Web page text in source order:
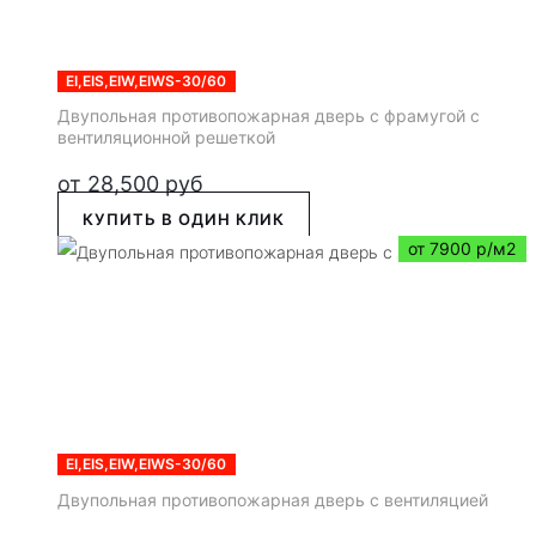
EI,EIS,EIW,EIWS-30/60
Двупольная противопожарная дверь с фрамугой с
вентиляционной решеткой
от 28,500 руб
КУПИТЬ В ОДИН КЛИК
от 7900 р/м2
EI,EIS,EIW,EIWS-30/60
Двупольная противопожарная дверь с вентиляцией